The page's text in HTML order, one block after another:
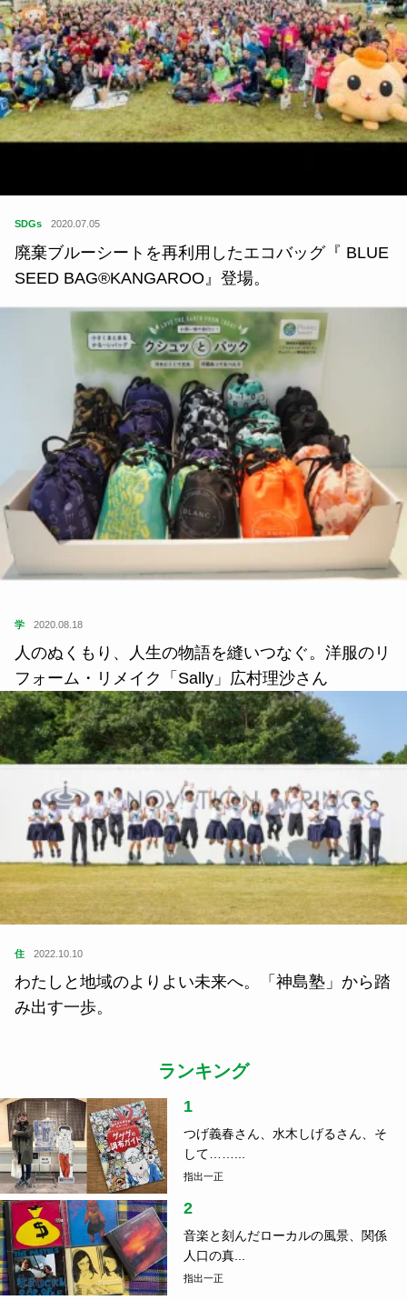
SDGs 2020.07.05
廃棄ブルーシートを再利用したエコバッグ『 BLUE
SEED BAG®KANGAROO』登場。
学 2020.08.18
人のぬくもり、人生の物語を縫いつなぐ。洋服のリ
フォーム・リメイク「Sally」広村理沙さん
住 2022.10.10
わたしと地域のよりよい未来へ。「神島塾」から踏
み出す一歩。
ランキング
1
つげ義春さん、水木しげるさん、そ
して……...
指出一正
2
音楽と刻んだローカルの風景、関係
人口の真...
指出一正